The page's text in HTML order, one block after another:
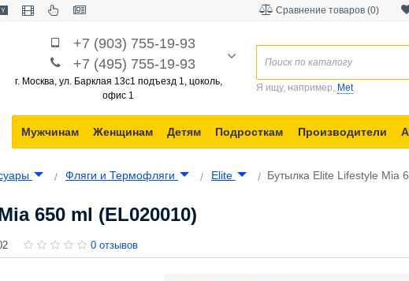
Сравнение товаров (0)
+7 (903) 755-19-93
+7 (495) 755-19-93
г. Москва, ул. Барклая 13с1 подъезд 1, цоколь,
офис 1
Я ищу, например, Met
Мужчинам Женщинам Детям Подросткам Производители
Фляги и Термофляги Elite Бутылка Elite Lifestyle Mia
650 ml (EL020010)
0 отзывов